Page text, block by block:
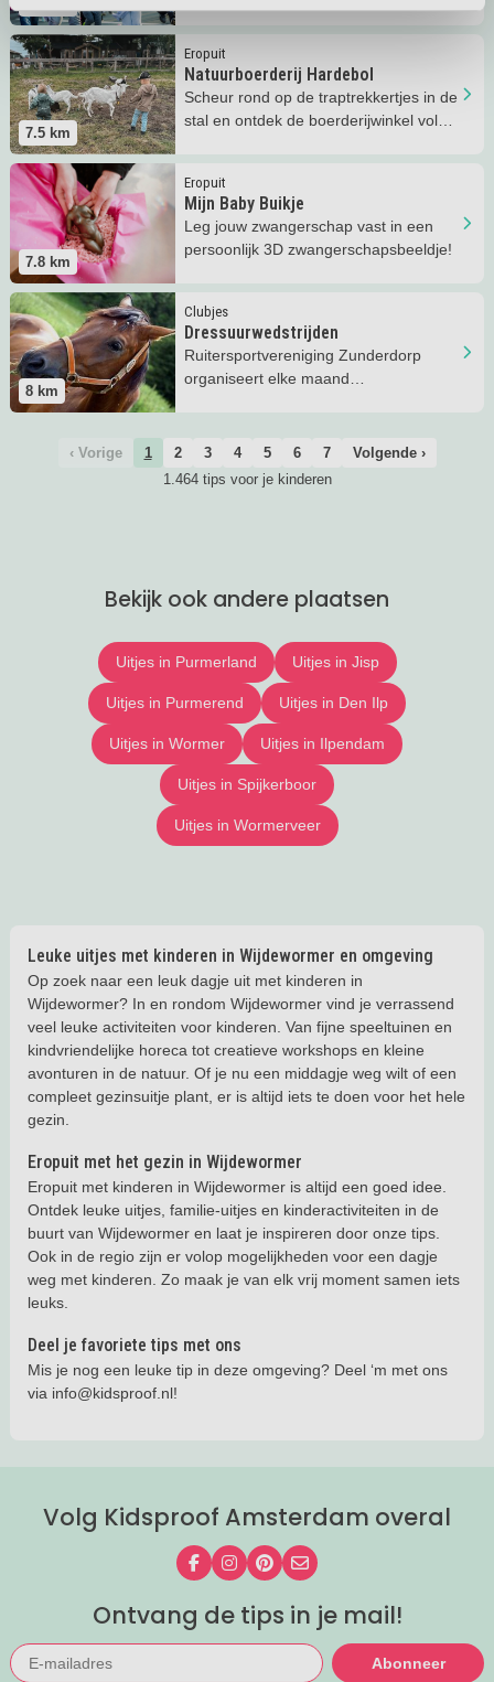
7.5 km
Eropuit
Natuurboerderij Hardebol
Scheur rond op de traptrekkertjes in de
stal en ontdek de boerderijwinkel vol
Lees meer Natuurboerderij Hardebol
7.8 km
Eropuit
Mijn Baby Buikje
Leg jouw zwangerschap vast in een
persoonlijk 3D zwangerschapsbeeldje!
Lees meer Mijn Baby Buikje
8 km
Clubjes
Dressuurwedstrijden
Ruitersportvereniging Zunderdorp
organiseert elke maand
Lees meer Dressuurwedstrijden
‹ Vorige 1 2 3 4 5 6 7
Volgende ›
1.464 tips voor je kinderen
Bekijk ook andere plaatsen
Uitjes in Purmerland Uitjes in Jisp
Uitjes in Purmerend Uitjes in Den Ilp
Uitjes in Wormer Uitjes in Ilpendam
Uitjes in Spijkerboor
Uitjes in Wormerveer
Leuke uitjes met kinderen in Wijdewormer en omgeving
Op zoek naar een leuk dagje uit met kinderen in
Wijdewormer? In en rondom Wijdewormer vind je verrassend
veel leuke activiteiten voor kinderen. Van fijne speeltuinen en
kindvriendelijke horeca tot creatieve workshops en kleine
avonturen in de natuur. Of je nu een middagje weg wilt of een
compleet gezinsuitje plant, er is altijd iets te doen voor het hele
gezin.
Eropuit met het gezin in Wijdewormer
Eropuit met kinderen in Wijdewormer is altijd een goed idee.
Ontdek leuke uitjes, familie-uitjes en kinderactiviteiten in de
buurt van Wijdewormer en laat je inspireren door onze tips.
Ook in de regio zijn er volop mogelijkheden voor een dagje
weg met kinderen. Zo maak je van elk vrij moment samen iets
leuks.
Deel je favoriete tips met ons
Mis je nog een leuke tip in deze omgeving? Deel ‘m met ons
via info@kidsproof.nl!
Volg Kidsproof Amsterdam overal
Volg ons op Facebook
Volg ons op Instagram
Volg ons op Pinterest
Mail ons
Ontvang de tips in je mail!
Abonneer